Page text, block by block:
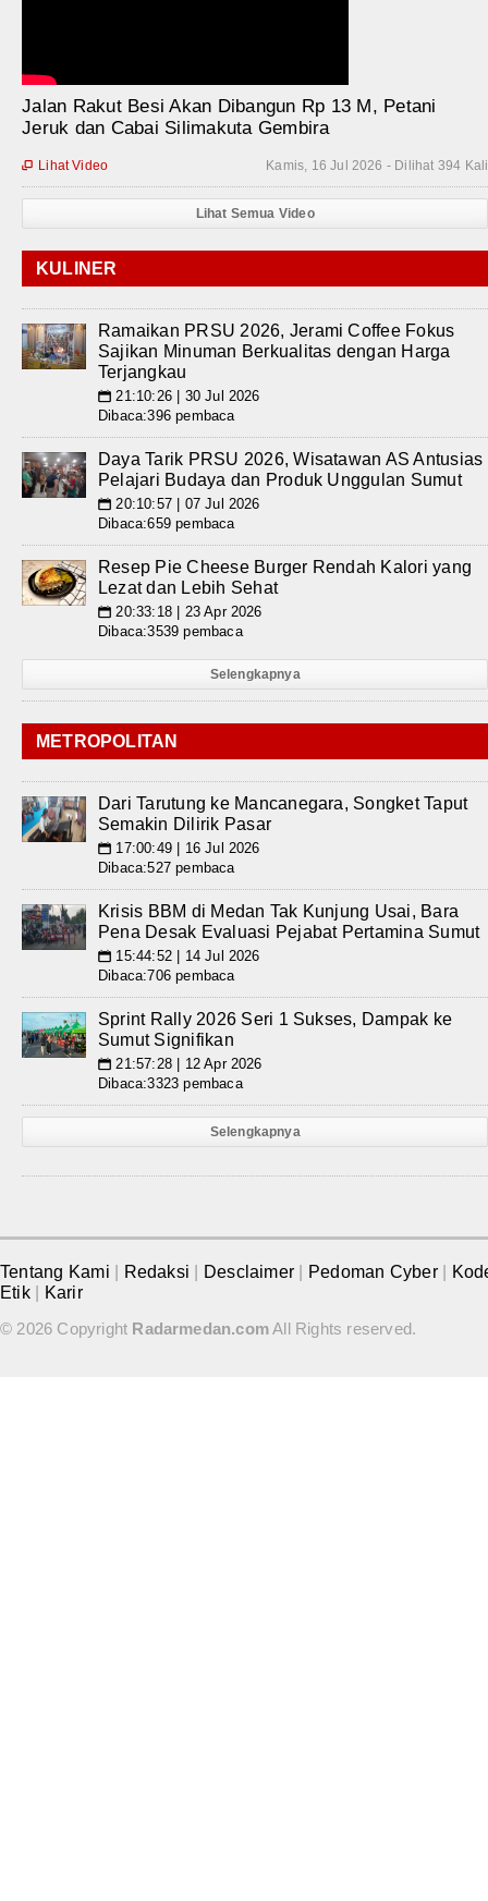
Jalan Rakut Besi Akan Dibangun Rp 13 M, Petani
Jeruk dan Cabai Silimakuta Gembira
Kamis, 16 Jul 2026 - Dilihat 394 Kali
 Lihat Video
Lihat Semua Video
KULINER
Ramaikan PRSU 2026, Jerami Coffee Fokus
Sajikan Minuman Berkualitas dengan Harga
Terjangkau
📅 21:10:26 | 30 Jul 2026
Dibaca:396 pembaca
Daya Tarik PRSU 2026, Wisatawan AS Antusias
Pelajari Budaya dan Produk Unggulan Sumut
📅 20:10:57 | 07 Jul 2026
Dibaca:659 pembaca
Resep Pie Cheese Burger Rendah Kalori yang
Lezat dan Lebih Sehat
📅 20:33:18 | 23 Apr 2026
Dibaca:3539 pembaca
Selengkapnya
METROPOLITAN
Dari Tarutung ke Mancanegara, Songket Taput
Semakin Dilirik Pasar
📅 17:00:49 | 16 Jul 2026
Dibaca:527 pembaca
Krisis BBM di Medan Tak Kunjung Usai, Bara
Pena Desak Evaluasi Pejabat Pertamina Sumut
📅 15:44:52 | 14 Jul 2026
Dibaca:706 pembaca
Sprint Rally 2026 Seri 1 Sukses, Dampak ke
Sumut Signifikan
📅 21:57:28 | 12 Apr 2026
Dibaca:3323 pembaca
Selengkapnya
Tentang Kami Redaksi Desclaimer Pedoman Cyber
Etik
Karir
© 2026 Copyright Radarmedan.comAll Rights reserved.